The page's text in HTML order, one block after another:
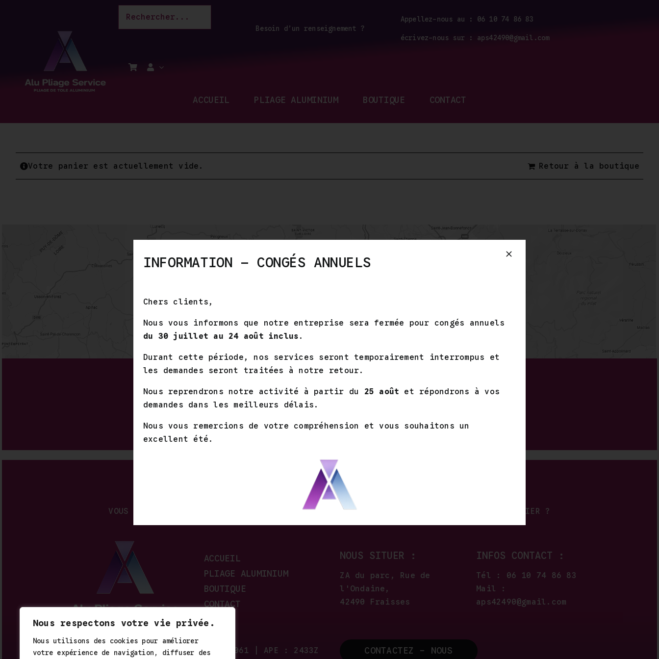
Nous respectons votre vie privée.
Nous utilisons des cookies pour améliorer
votre expérience de navigation, diffuser des
Besoin d’un renseignement ?
Appellez-nous au : 06 10 74 86 83
écrivez-nous sur : aps42490@gmail.com
ACCUEIL PLIAGE ALUMINIUM BOUTIQUE CONTACT
Votre panier est actuellement vide. Retour à la boutique
Du lundi au jeudi : 07:30–12:00 / 13:30–16:00
Le vendredi : 07:30–12:00
CONTACTEZ-NOUS
VOUS AVEZ BESOIN D’UN DEVIS, D’UNE COULEUR, D’UNE DIMENSION OU D’UN PLIAGE PARTICULIER ?
ACCUEIL
PLIAGE ALUMINIUM
BOUTIQUE
CONTACT
NOUS SITUER :
ZA du parc, Rue de
l'Ondaine,
42490 Fraisses
INFOS CONTACT :
Tél : 06 10 74 86 83
Mail :
aps42490@gmail.com
N° SIRET: 503 622 433 00061 | APE : 2433Z CONTACTEZ - NOUS
INFORMATION – CONGÉS ANNUELS
Chers clients,
Nous vous informons que notre entreprise sera fermée pour congés annuels
du 30 juillet au 24 août inclus .
Durant cette période, nos services seront temporairement interrompus et
les demandes seront traitées à notre retour.
Nous reprendrons notre activité à partir du 25 août et répondrons à vos
demandes dans les meilleurs délais.
Nous vous remercions de votre compréhension et vous souhaitons un
excellent été.